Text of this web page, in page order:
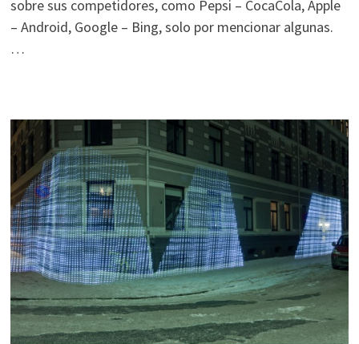
sobre sus competidores, como Pepsi – CocaCola, Apple
– Android, Google – Bing, solo por mencionar algunas.
…